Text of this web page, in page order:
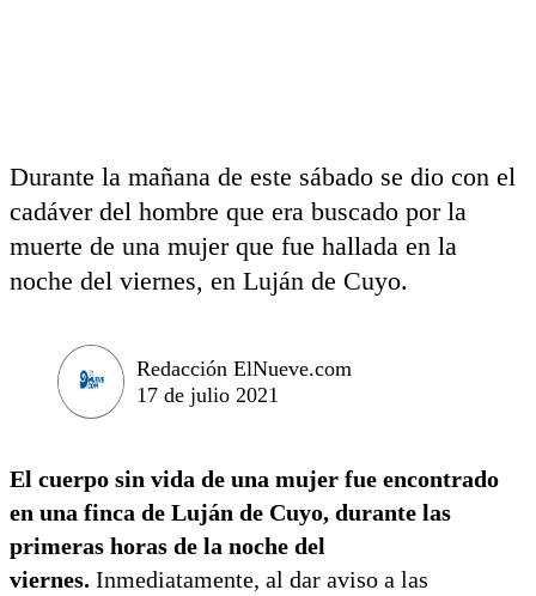
Durante la mañana de este sábado se dio con el
cadáver del hombre que era buscado por la
muerte de una mujer que fue hallada en la
noche del viernes, en Luján de Cuyo.
Redacción ElNueve.com
17 de julio 2021
El cuerpo sin vida de una mujer fue encontrado
en una finca de Luján de Cuyo, durante las
primeras horas de la noche del
viernes. Inmediatamente, al dar aviso a las